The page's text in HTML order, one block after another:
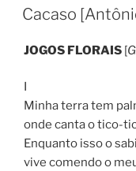
EM
Cacaso
JOGOS FLORAIS [
I
Minha terra tem
onde canta o tico-
Enquanto isso o
vive comendo o